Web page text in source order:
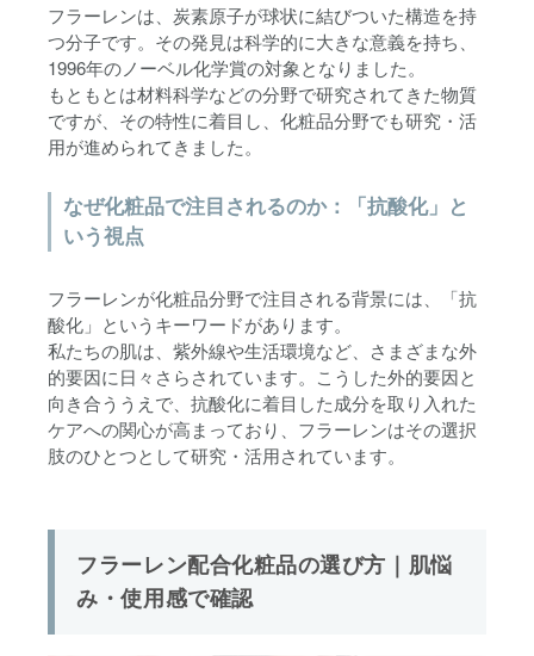
フラーレンは、炭素原子が球状に結びついた構造を持
つ分子です。その発見は科学的に大きな意義を持ち、
1996年のノーベル化学賞の対象となりました。
もともとは材料科学などの分野で研究されてきた物質
ですが、その特性に着目し、化粧品分野でも研究・活
用が進められてきました。
なぜ化粧品で注目されるのか：「抗酸化」と
いう視点
フラーレンが化粧品分野で注目される背景には、「抗
酸化」というキーワードがあります。
私たちの肌は、紫外線や生活環境など、さまざまな外
的要因に日々さらされています。こうした外的要因と
向き合ううえで、抗酸化に着目した成分を取り入れた
ケアへの関心が高まっており、フラーレンはその選択
肢のひとつとして研究・活用されています。
フラーレン配合化粧品の選び方｜肌悩
み・使用感で確認